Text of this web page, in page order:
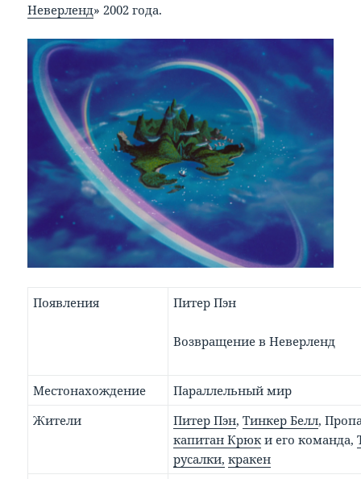
Неверленд» 2002 года.
Появления Питер Пэн
Возвращение в Неверленд
Местонахождение
Параллельный мир
Жители
Питер Пэн,Тинкер Белл,
капитан Крюк и его команда,
русалки, кракен